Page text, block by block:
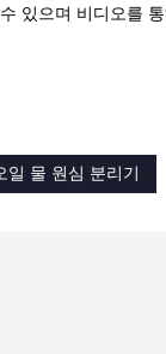
있으며 비디오를
일 물 원심 분리기